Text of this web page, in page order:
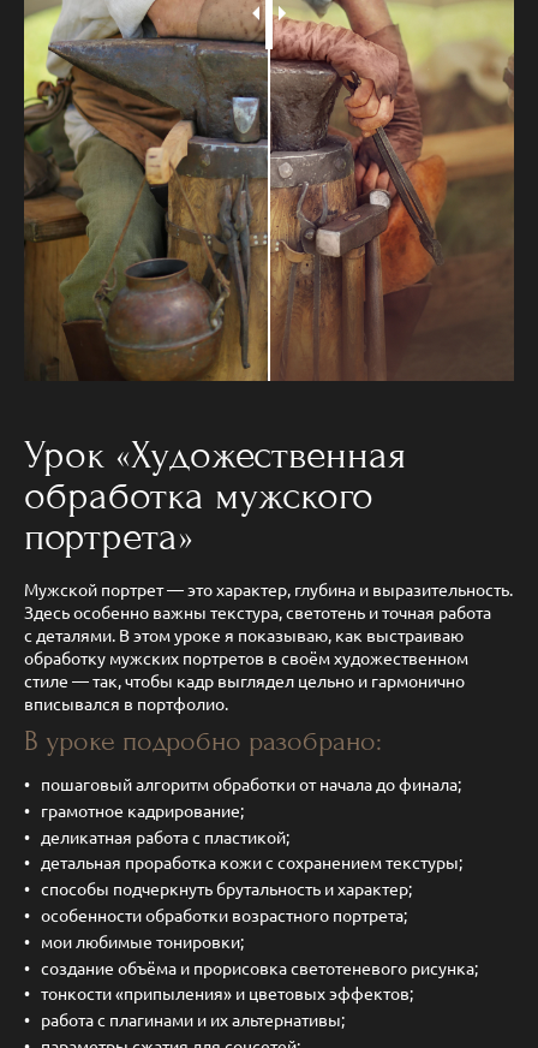
Урок «Художественная
обработка мужского
портрета»
Мужской портрет — это характер, глубина и выразительность.
Здесь особенно важны текстура, светотень и точная работа
с деталями. В этом уроке я показываю, как выстраиваю
обработку мужских портретов в своём художественном
стиле — так, чтобы кадр выглядел цельно и гармонично
вписывался в портфолио.
В уроке подробно разобрано:
пошаговый алгоритм обработки от начала до финала;
грамотное кадрирование;
деликатная работа с пластикой;
детальная проработка кожи с сохранением текстуры;
способы подчеркнуть брутальность и характер;
особенности обработки возрастного портрета;
мои любимые тонировки;
создание объёма и прорисовка светотеневого рисунка;
тонкости «припыления» и цветовых эффектов;
работа с плагинами и их альтернативы;